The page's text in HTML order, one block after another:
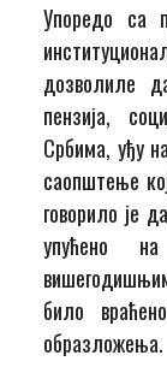
Упоредо са
дозволиле
пензија,
Србима, уђу
саопштење
говорило је
упућено
било
образложења.